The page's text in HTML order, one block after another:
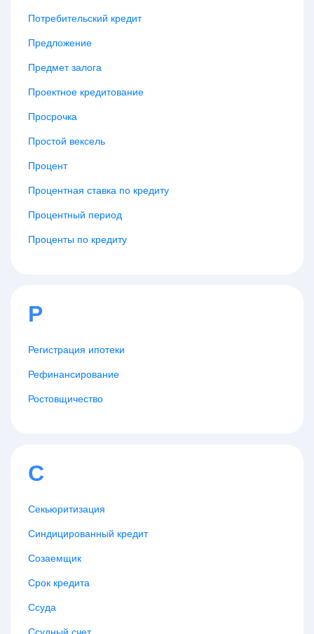
Потребительский кредит
Предложение
Предмет залога
Проектное кредитование
Просрочка
Простой вексель
Процент
Процентная ставка по кредиту
Процентный период
Проценты по кредиту
Р
Регистрация ипотеки
Рефинансирование
Ростовщичество
С
Секьюритизация
Синдицированный кредит
Созаемщик
Срок кредита
Ссуда